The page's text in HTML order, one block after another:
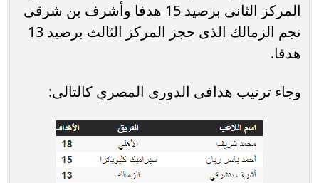
المركز الثانى برصيد 15 هدفا وأشرف بن شرقى
نجم الزمالك الذى حجز المركز الثالث برصيد 13
هدفا.
وجاء ترتيب هدافى الدورى المصري كالتالى: